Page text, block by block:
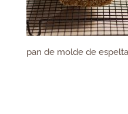
pan de molde de